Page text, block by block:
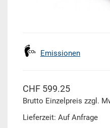
Emissionen
CHF 599.25
Brutto Einzelpreis zzgl.
Lieferzeit: Auf Anfrage